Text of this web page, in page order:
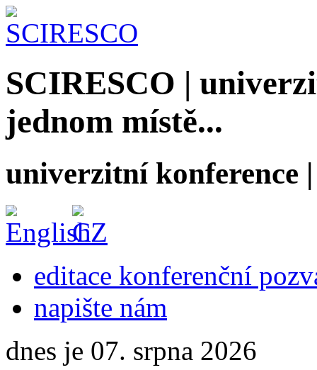
SCIRESCO |
jednom místě...
univerzitní konference
editace konferenční
napište nám
dnes je 07. srpna 2026